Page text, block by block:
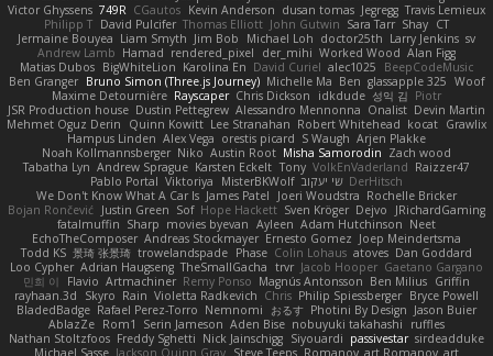
Victor Ghyssens 749R CGautos Kevin Anderson dusan tomas Jegregg Travis Lemieux
Philipp T David Pulcifer Thomas Elliott John Gutwin Sara Tarr Shay CT
Jermaine Bouyea Liam Smyth Jim Bob Michael Loh doctor25th Larry Jenkins sv
Andrew Lamb Hamad rendered_pixel der_mihi Worked Wood Alan Figg
Matias Dubos BigWhiteLion Karolina En David Curiel alec1025
BeepCodeMusic
Ben Granger Bruno Simon (Three.js Journey) Michelle Ma Ben glassapple 325 Woof
Maxime Detournière Rayscaper Chris Dickson idkdude 성익 김 Piotr
JSR Production house Dustin Pettegrew Alessandro Mennonna Onalist Devin Martin
Mehmet Oguz Derin
Quinn Kowitt Lee Stranahan Robert Whitehead kocat Grawlix
Hampus Linden Alex Vega orestis picard S Waugh Arjen Plakke
Noah Kollmannsberger Niko Austin Root Misha Samorodin Zach wood
Tabatha Lyn Andrew Sprague Karsten Eckelt Tony VolkEnVaderland Raizzer47
Pablo Portal Viktoriya MisterBKWolf שי יעקוב DerHitsch
We Don't Know What A Car Is James Patel Joeri Woudstra Rochelle Bricker
Bojan Rončević Justin Green Sof Hope Hackett Sven Kröger Dejvo
JRichardGaming
fatalmuffin Sharp movies byevan Ayleen Adam Hutchinson Neet
EchoTheComposer Andreas Stockmayer Ernesto Gomez Joep Meindertsma
Todd KS 景琦 张景琦 trowelandspade Phase Colin Lohaus atoves Dan Goddard
Loo Cypher Adrian Haugseng TheSmallGacha trvr Jacob Hooper Gaetano Gargano
민희 이
Flavio Artmachiner Remy Ponso Magnús Antonsson Ben Milius Griffin
rayhaan.3d
Skyro Rain Violetta Radkevich Chris Philip Spiessberger Bryce Powell
BladedBadge Rafael Perez-Torro Nemnomi おるす Photini By Design Jason Buier
AblazZe Rom1 Serin Jameson Aden Bise nobuyuki takahashi
ruffles
Nathan Stoltzfoos Freddy Sghetti Nick Jainschigg Siyouardi passivestar sirdeadduke